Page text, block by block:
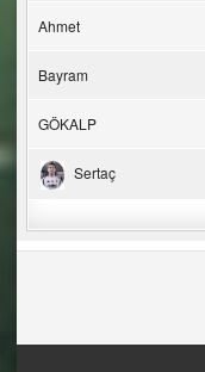
Ahmet
Bayram
GÖKALP
Sertaç